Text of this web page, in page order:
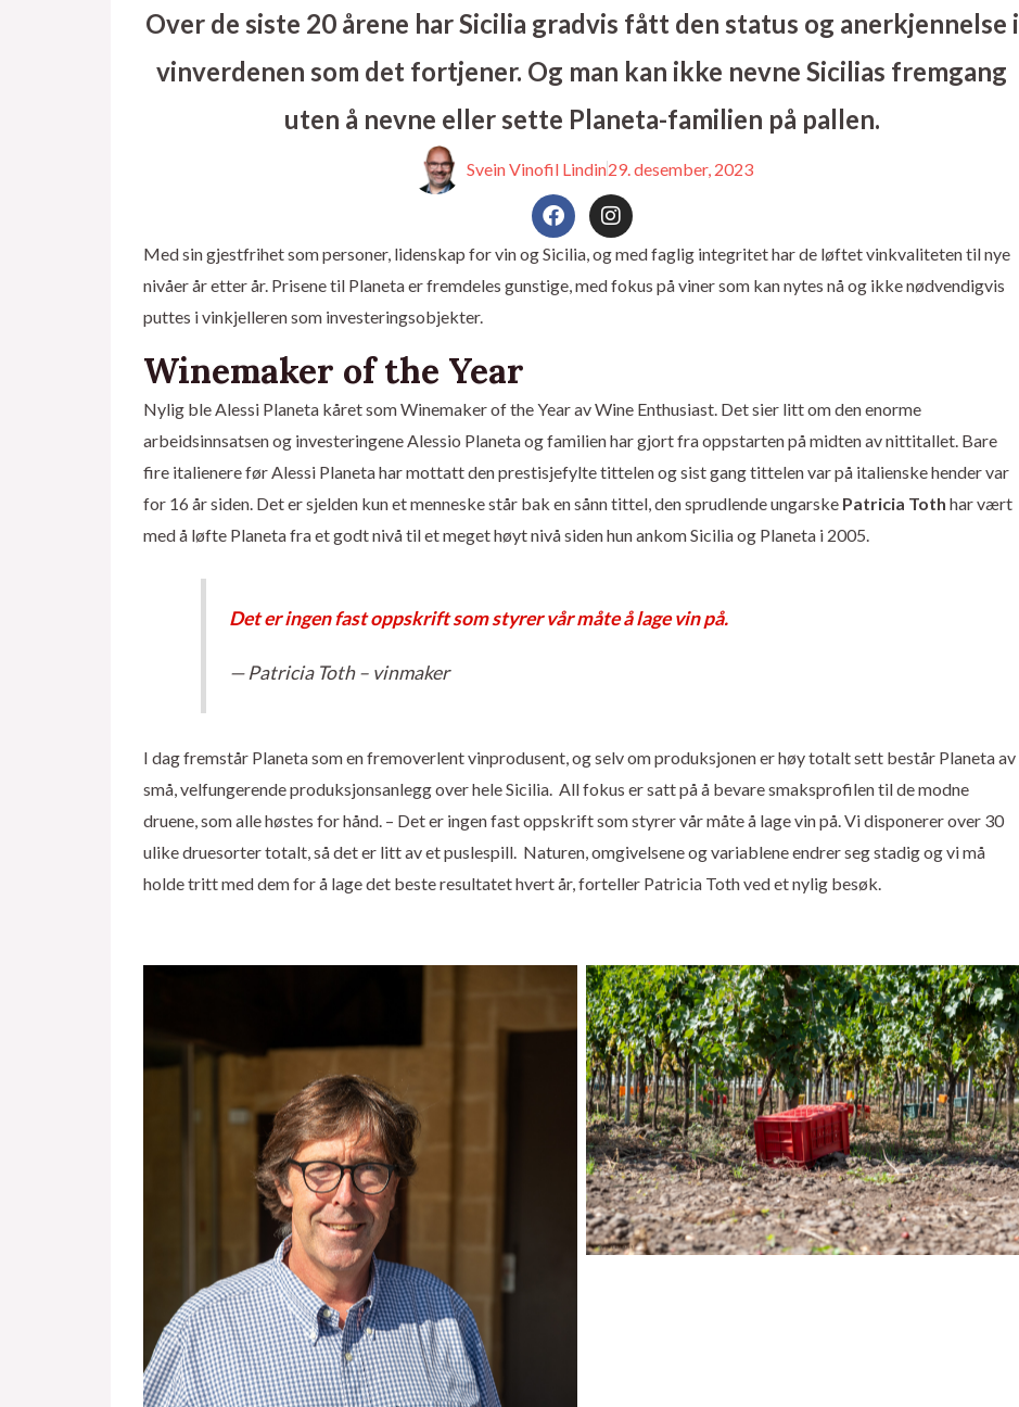
Over de siste 20 årene har Sicilia gradvis fått den status og anerkjennelse i
vinverdenen som det fortjener. Og man kan ikke nevne Sicilias fremgang
uten å nevne eller sette Planeta-familien på pallen.
Svein Vinofil Lindin29. desember, 2023
F
a
c
e
b
I
n
s
t
a
Med sin gjestfrihet som personer, lidenskap for vin og Sicilia, og med faglig integritet har de løftet vinkvaliteten til nye
nivåer år etter år. Prisene til Planeta er fremdeles gunstige, med fokus på viner som kan nytes nå og ikke nødvendigvis
puttes i vinkjelleren som investeringsobjekter.
Winemaker of the Year
Nylig ble Alessi Planeta kåret som Winemaker of the Year av Wine Enthusiast. Det sier litt om den enorme
arbeidsinnsatsen og investeringene Alessio Planeta og familien har gjort fra oppstarten på midten av nittitallet. Bare
fire italienere før Alessi Planeta har mottatt den prestisjefylte tittelen og sist gang tittelen var på italienske hender var
for 16 år siden. Det er sjelden kun et menneske står bak en sånn tittel, den sprudlende ungarske Patricia Toth har vært
med å løfte Planeta fra et godt nivå til et meget høyt nivå siden hun ankom Sicilia og Planeta i 2005.
Det er ingen fast oppskrift som styrer vår måte å lage vin på.
— Patricia Toth – vinmaker
I dag fremstår Planeta som en fremoverlent vinprodusent, og selv om produksjonen er høy totalt sett består Planeta av
små, velfungerende produksjonsanlegg over hele Sicilia. All fokus er satt på å bevare smaksprofilen til de modne
druene, som alle høstes for hånd. – Det er ingen fast oppskrift som styrer vår måte å lage vin på. Vi disponerer over 30
ulike druesorter totalt, så det er litt av et puslespill. Naturen, omgivelsene og variablene endrer seg stadig og vi må
holde tritt med dem for å lage det beste resultatet hvert år, forteller Patricia Toth ved et nylig besøk.
Alessi Planeta: Kåret som Winemaker of the Year av
Wine Enthusiast.
Innhøsting hos Planeta